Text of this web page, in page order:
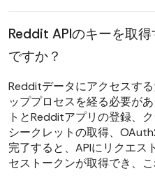
Reddit APIのキーを取
ですか？
Redditデータにアクセスす
ッププロセスを経る必要が
トとRedditアプリの登録、
シークレットの取得、
完了すると、APIにリクエス
セストークンが取得でき、